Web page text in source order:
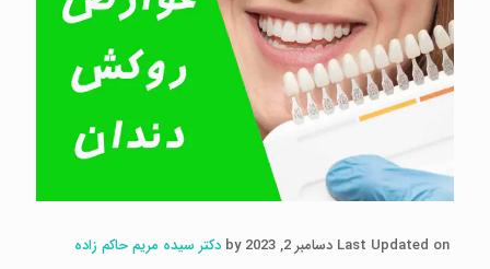
Last Updated on دسامبر 2, 2023 by
دکتر سیده مریم حاکم زاده